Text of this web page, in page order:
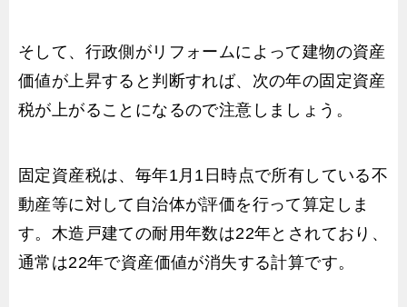
そして、行政側がリフォームによって建物の資産
価値が上昇すると判断すれば、次の年の固定資産
税が上がることになるので注意しましょう。
固定資産税は、毎年1月1日時点で所有している不
動産等に対して自治体が評価を行って算定しま
す。木造戸建ての耐用年数は22年とされており、
通常は22年で資産価値が消失する計算です。